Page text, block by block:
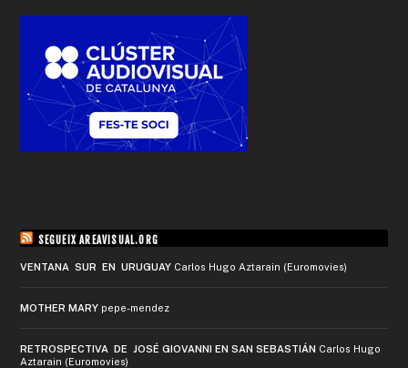
SEGUEIX AREAVISUAL.ORG
VENTANA SUR EN URUGUAY Carlos Hugo Aztarain (Euromovies)
MOTHER MARY pepe-mendez
RETROSPECTIVA DE JOSÉ GIOVANNI EN SAN SEBASTIÁN Carlos Hugo
Aztarain (Euromovies)